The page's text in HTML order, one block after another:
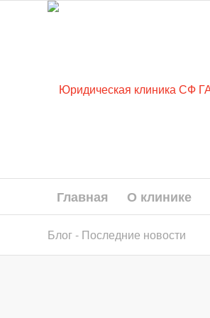
Главная О клинике
Блог - Последние новости